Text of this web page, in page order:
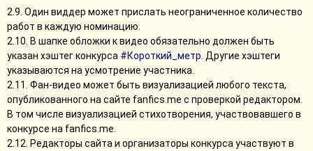
2.9. Один виддер может прислать неограниченное количество
работ в каждую номинацию.
2.10. В шапке обложки к видео обязательно должен быть
указан хэштег конкурса #Короткий_метр . Другие хэштеги
указываются на усмотрение участника.
2.11. Фан-видео может быть визуализацией любого текста,
опубликованного на сайте fanfics.me с проверкой редактором.
В том числе визуализацией стихотворения, участвовавшего в
конкурсе на fanfics.me.
2.12. Редакторы сайта и организаторы конкурса участвуют в